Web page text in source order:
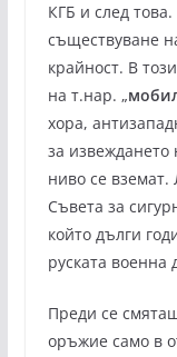
КГБ и след
съществуване
крайност. В
на т.нар. „
хора,
за извеждането
ниво се вземат.
Съвета за
който дълги
руската военна
Преди се
оръжие само в